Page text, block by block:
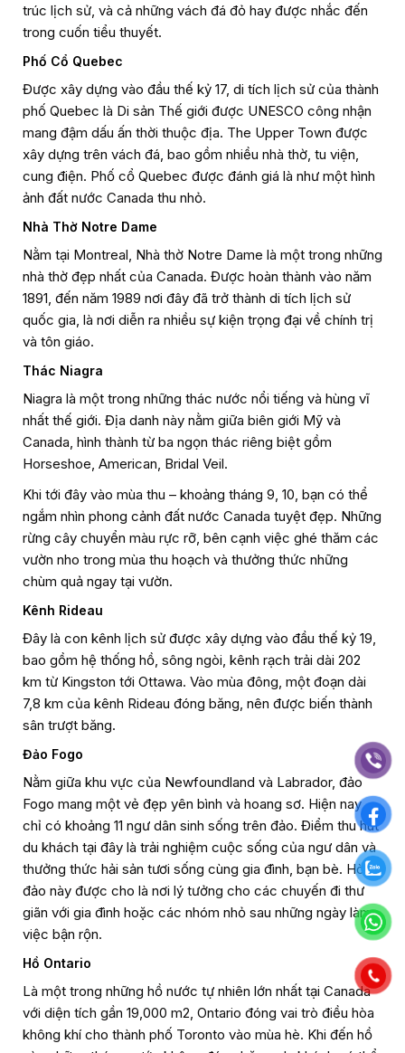
trúc lịch sử, và cả những vách đá đỏ hay được nhắc đến
trong cuốn tiểu thuyết.
Phố Cổ Quebec
Được xây dựng vào đầu thế kỷ 17, di tích lịch sử của thành
phố Quebec là Di sản Thế giới được UNESCO công nhận
mang đậm dấu ấn thời thuộc địa. The Upper Town được
xây dựng trên vách đá, bao gồm nhiều nhà thờ, tu viện,
cung điện. Phố cổ Quebec được đánh giá là như một hình
ảnh đất nước Canada thu nhỏ.
Nhà Thờ Notre Dame
Nằm tại Montreal, Nhà thờ Notre Dame là một trong những
nhà thờ đẹp nhất của Canada. Được hoàn thành vào năm
1891, đến năm 1989 nơi đây đã trở thành di tích lịch sử
quốc gia, là nơi diễn ra nhiều sự kiện trọng đại về chính trị
và tôn giáo.
Thác Niagra
Niagra là một trong những thác nước nổi tiếng và hùng vĩ
nhất thế giới. Địa danh này nằm giữa biên giới Mỹ và
Canada, hình thành từ ba ngọn thác riêng biệt gồm
Horseshoe, American, Bridal Veil.
Khi tới đây vào mùa thu – khoảng tháng 9, 10, bạn có thể
ngắm nhìn phong cảnh đất nước Canada tuyệt đẹp. Những
rừng cây chuyển màu rực rỡ, bên cạnh việc ghé thăm các
vườn nho trong mùa thu hoạch và thưởng thức những
chùm quả ngay tại vườn.
Kênh Rideau
Đây là con kênh lịch sử được xây dựng vào đầu thế kỷ 19,
bao gồm hệ thống hồ, sông ngòi, kênh rạch trải dài 202
km từ Kingston tới Ottawa. Vào mùa đông, một đoạn dài
7,8 km của kênh Rideau đóng băng, nên được biến thành
sân trượt băng.
Đảo Fogo
Nằm giữa khu vực của Newfoundland và Labrador, đảo
Fogo mang một vẻ đẹp yên bình và hoang sơ. Hiện nay
chỉ có khoảng 11 ngư dân sinh sống trên đảo. Điểm thu hút
du khách tại đây là trải nghiệm cuộc sống của ngư dân và
thưởng thức hải sản tươi sống cùng gia đình, bạn bè. Hòn
đảo này được cho là nơi lý tưởng cho các chuyến đi thư
giãn với gia đình hoặc các nhóm nhỏ sau những ngày làm
việc bận rộn.
Hồ Ontario
Là một trong những hồ nước tự nhiên lớn nhất tại Canada
với diện tích gần 19,000 m2, Ontario đóng vai trò điều hòa
không khí cho thành phố Toronto vào mùa hè. Khi đến hồ